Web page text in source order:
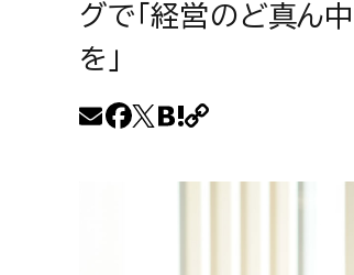
グで「経営のど真ん
を」